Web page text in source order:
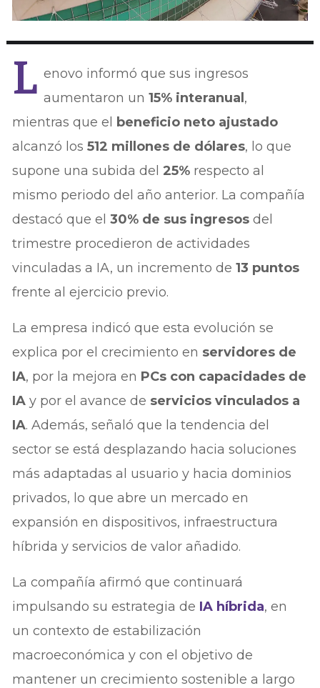
L enovo informó que sus ingresos
aumentaron un15% interanual,
mientras que el beneficio neto ajustado
alcanzó los512 millones de dólares, lo que
supone una subida del25% respecto al
mismo periodo del año anterior. La compañía
destacó que el30% de sus ingresos del
trimestre procedieron de actividades
vinculadas a IA, un incremento de13 puntos
frente al ejercicio previo.
La empresa indicó que esta evolución se
explica por el crecimiento en servidores de
IA, por la mejora en PCs con capacidades de
IA y por el avance de servicios vinculados a
IA. Además, señaló que la tendencia del
sector se está desplazando hacia soluciones
más adaptadas al usuario y hacia dominios
privados, lo que abre un mercado en
expansión en dispositivos, infraestructura
híbrida y servicios de valor añadido.
La compañía afirmó que continuará
impulsando su estrategia de IA híbrida, en
un contexto de estabilización
macroeconómica y con el objetivo de
mantener un crecimiento sostenible a largo